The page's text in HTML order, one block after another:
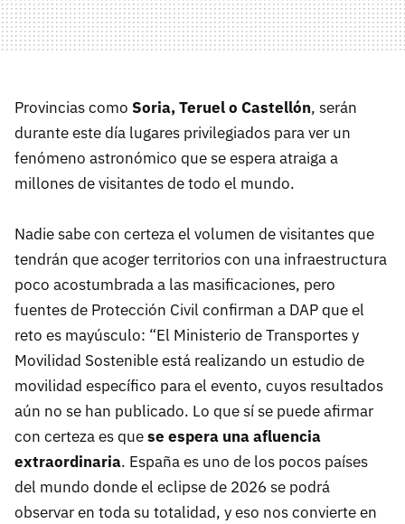
Provincias como Soria, Teruel o Castellón, serán
durante este día lugares privilegiados para ver un
fenómeno astronómico que se espera atraiga a
millones de visitantes de todo el mundo.
Nadie sabe con certeza el volumen de visitantes que
tendrán que acoger territorios con una infraestructura
poco acostumbrada a las masificaciones, pero
fuentes de Protección Civil confirman a DAP que el
reto es mayúsculo: “El Ministerio de Transportes y
Movilidad Sostenible está realizando un estudio de
movilidad específico para el evento, cuyos resultados
aún no se han publicado. Lo que sí se puede afirmar
con certeza es quese espera una afluencia
extraordinaria. España es uno de los pocos países
del mundo donde el eclipse de 2026 se podrá
observar en toda su totalidad, y eso nos convierte en